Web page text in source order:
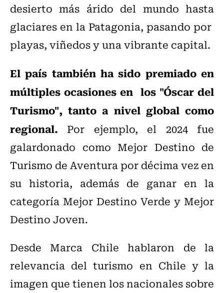
desierto más árido del mundo hasta
glaciares en la Patagonia, pasando por
playas, viñedos y una vibrante capital.
El país también ha sido premiado en
múltiples ocasiones en los "Óscar del
Turismo", tanto a nivel global como
regional. Por ejemplo, el 2024 fue
galardonado como Mejor Destino de
Turismo de Aventura pordécima vez en
su historia, además de ganar en la
categoría Mejor Destino Verde y Mejor
Destino Joven.
Desde Marca Chile hablaron de la
relevancia del turismo en Chile y la
imagen que tienen los nacionales sobre